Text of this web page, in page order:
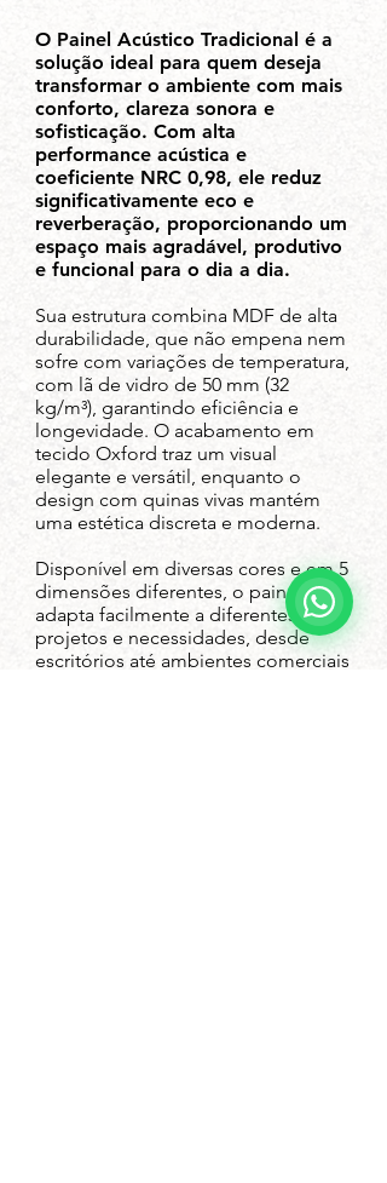
O Painel Acústico Tradicional é a
solução ideal para quem deseja
transformar o ambiente com mais
conforto, clareza sonora e
sofisticação. Com alta
performance acústica e
coeficiente NRC 0,98, ele reduz
significativamente eco e
reverberação, proporcionando um
espaço mais agradável, produtivo
e funcional para o dia a dia.
Sua estrutura combina MDF de alta
durabilidade, que não empena nem
sofre com variações de temperatura,
com lã de vidro de 50 mm (32
kg/m³), garantindo eficiência e
longevidade. O acabamento em
tecido Oxford traz um visual
elegante e versátil, enquanto o
design com quinas vivas mantém
uma estética discreta e moderna.
Disponível em diversas cores e em 5
dimensões diferentes, o painel se
adapta facilmente a diferentes
projetos e necessidades, desde
escritórios até ambientes comerciais